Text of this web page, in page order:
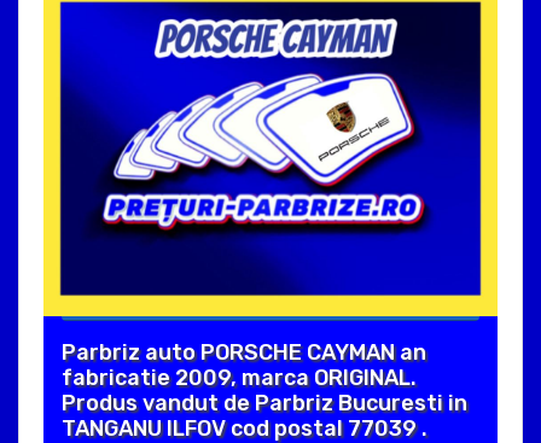
Parbriz auto PORSCHE CAYMAN an
fabricatie 2009, marca ORIGINAL.
Produs vandut de Parbriz Bucuresti in
TANGANU ILFOV cod postal 77039 .